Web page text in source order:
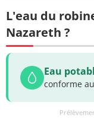
L'eau du
Nazareth ?
Eau
conforme